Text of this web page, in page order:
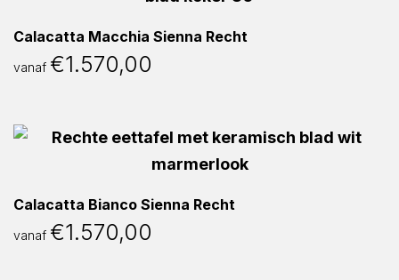
Calacatta Macchia Sienna Recht
vanaf €1.570,00
Calacatta Bianco Sienna Recht
vanaf €1.570,00